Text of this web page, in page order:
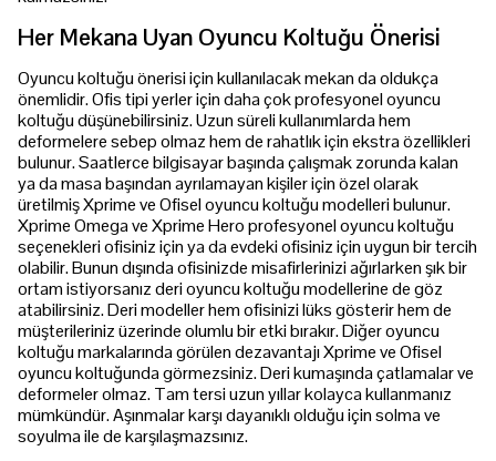
Her Mekana Uyan Oyuncu Koltuğu Önerisi
Oyuncu koltuğu önerisi için kullanılacak mekan da oldukça
önemlidir. Ofis tipi yerler için daha çok profesyonel oyuncu
koltuğu düşünebilirsiniz. Uzun süreli kullanımlarda hem
deformelere sebep olmaz hem de rahatlık için ekstra özellikleri
bulunur. Saatlerce bilgisayar başında çalışmak zorunda kalan
ya da masa başından ayrılamayan kişiler için özel olarak
üretilmiş Xprime ve Ofisel oyuncu koltuğu modelleri bulunur.
Xprime Omega ve Xprime Hero profesyonel oyuncu koltuğu
seçenekleri ofisiniz için ya da evdeki ofisiniz için uygun bir tercih
olabilir. Bunun dışında ofisinizde misafirlerinizi ağırlarken şık bir
ortam istiyorsanız deri oyuncu koltuğu modellerine de göz
atabilirsiniz. Deri modeller hem ofisinizi lüks gösterir hem de
müşterileriniz üzerinde olumlu bir etki bırakır. Diğer oyuncu
koltuğu markalarında görülen dezavantajı Xprime ve Ofisel
oyuncu koltuğunda görmezsiniz. Deri kumaşında çatlamalar ve
deformeler olmaz. Tam tersi uzun yıllar kolayca kullanmanız
mümkündür. Aşınmalar karşı dayanıklı olduğu için solma ve
soyulma ile de karşılaşmazsınız.